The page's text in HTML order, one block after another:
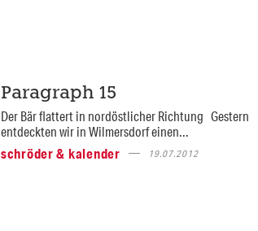
Paragraph 15
Der Bär flattert in nordöstlicher Richtung Gestern
entdeckten wir in Wilmersdorf einen...
schröder & kalender
19.07.2012